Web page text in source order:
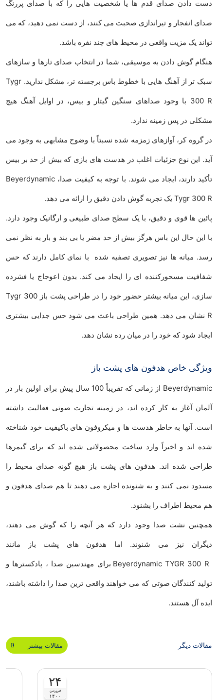
دست دادن صدای قدم ها یا شخصیت هایی را که با صدای پررنگ
صدای انفجار و تیراندازی صحبت می کنند، از دست نمی دهید، که می
تواند یک مزیت واقعی در محیط های چند نفره باشد.
هنگام گوش دادن به موسیقی، شما در انتخاب صدای تارها و سازهای
سبک تر از آهنگ هایی با خطوط باس برجسته تر، مشکل ندارید. Tygr
300 R با وجود صداهای سنگین گیتار و بیس، در اوایل آهنگ هیچ
مشکلی در پس زمینه ندارد.
در گروه کر، آوازهای زمزمه شده نسبتاً با وضوح مشابهی به وجود می
آید. این نوع جزئیات اغلب در هدست های بازی که بیش از حد بر بیس
تأکید دارند، ایجاد می شوند. با توجه به کیفیت صدا، Beyerdynamic
Tygr 300 R یک تجربه گوش دادن دقیق را ارائه می دهد.
پائین ها قوی و دقیق، با یک سطح صدای طبیعی و ارگانیک وجود دارد.
با این حال این باس هرگز بیش از حد مضر یا بی بند و بار به نظر نمی
رسد. میانه ها نیز تصویری تصفیه شده با نمای کامل دارند که حس
شفافیت مسحورکننده ای را ایجاد می کند. بدون اعوجاج یا فشرده
سازی، این میانه بیشتر حضور خود را در طراحی پشت باز Tygr 300
R نشان می دهد. همین طراحی باعث می شود حس جدایی بیشتری
ایجاد شود که خود را در میان رده نشان دهد.
ویژگی خاص هدفون های پشت باز
Beyerdynamic از زمانی که تقریباً 100 سال پیش برای اولین بار در
آلمان آغاز به کار کرده اند، در زمینه تجارت صوتی فعالیت داشته
است. آنها به خاطر هدست ها و میکروفون های باکیفیت خود شناخته
شده اند و اخیراً وارد ساخت محصولاتی شده اند که برای گیمرها
طراحی شده اند. هدفون های پشت باز هیچ گونه صدای محیط را
مسدود نمی کنند و به شنونده اجازه می دهند تا هم صدای هدفون و
هم محیط اطراف را بشنود.
همچنین نشت صدا وجود دارد که هر آنچه را که گوش می دهند،
دیگران نیز می شنوند. اما هدفون های پشت باز مانند
Beyerdynamic TYGR 300 R برای مهندسین صدا ، پادکسترها و
تولید کنندگان صوتی که می خواهند واقعی ترین صدا را داشته باشند،
ایده آل هستند.
مقالات دیگر مقالات بیشتر
۲۴
فروردین
۱۴۰۰